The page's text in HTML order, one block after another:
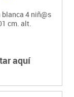
4 niñ@s
cm. alt.
aquí